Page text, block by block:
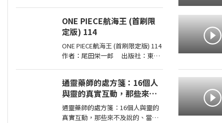
ONE PIECE航海王 (首刷限
定版) 114
ONE PIECE航海王 (首刷限定版) 114
作者：尾田栄一郎 出版社：東立
事件」，其全貌終於即將揭曉！席
捲號稱最可怕海賊團的洛克斯海賊
團
通靈藥師的處方箋：16個人
與靈的真實互動，那些來不
及說的、當時沒做的、至今
想不通的，未解與無解，通
通靈藥師的處方箋：16個人與靈的
真實互動，那些來不及說的、當時